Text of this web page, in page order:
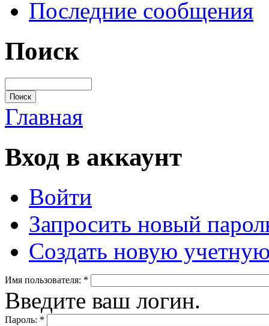
Последние сообщения
Поиск
Главная
Вход в аккаунт
Войти
Запросить новый
Создать новую
Имя пользователя: *
Введите ваш логин.
Пароль: *